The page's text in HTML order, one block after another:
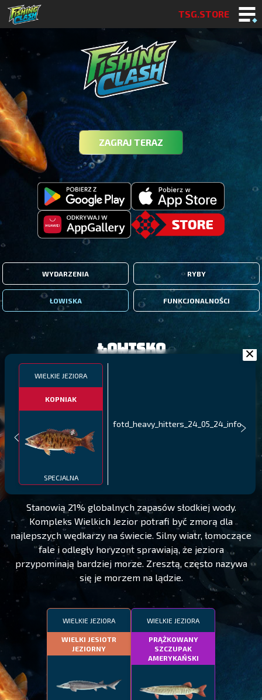
TSG.STORE
ZAGRAJ TERAZ
WYDARZENIA RYBY
ŁOWISKA FUNKCJONALNOŚCI
WIELKIE JEZIORA
KOPNIAK
SPECJALNA
fotd_heavy_hitters_24_05_24_info
Łowisko
Stanowią 21% globalnych zapasów słodkiej wody.
Kompleks Wielkich Jezior potrafi być zmorą dla
najlepszych wędkarzy na świecie. Silny wiatr, łomoczące
fale i odległy horyzont sprawiają, że jeziora
przypominają bardziej morze. Zresztą, często nazywa
się je morzem na lądzie.
WIELKIE JEZIORA
WIELKI JESIOTR
JEZIORNY
WIELKIE JEZIORA
PRĄŻKOWANY
SZCZUPAK
AMERYKAŃSKI